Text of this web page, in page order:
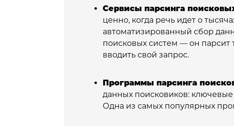
Сервисы парсинга
ценно, когда речь идет о
автоматизированный сбор
поисковых систем — он парсит
вводить свой запрос.
Программы парсинга
данных поисковиков:
Одна из самых популярных